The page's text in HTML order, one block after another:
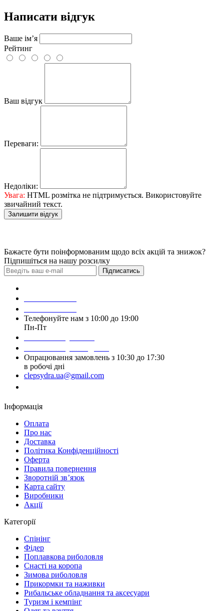
Написати відгук
Ваше ім’я
Рейтинг
Ваш відгук
Переваги:
Недоліки:
Увага: HTML розмітка не підтримується. Використовуйте
звичайний текст.
Залишити відгук
Бажаєте бути поінформованим щодо всіх акцій та знижок?
Підпишіться на нашу розсилку
Підписатись
Телефонуйте нам з 10:00 до 19:00
Пн-Пт
Опрацювання замовлень з 10:30 до 17:30
в робочі дні
clepsydra.ua@gmail.com
Інформація
Оплата
Про нас
Доставка
Політика Конфіденційності
Оферта
Правила повернення
Зворотній зв’язок
Карта сайту
Виробники
Акції
Категорії
Спінінг
Фідер
Поплавкова риболовля
Снасті на коропа
Зимова риболовля
Прикормки та наживки
Рибальське обладнання та аксесуари
Туризм і кемпінг